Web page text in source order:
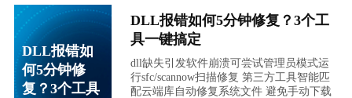
DLL报错如
何5分钟修
复？3个工具
DLL报错如何5分钟修复？3个工
具一键搞定
dll缺失引发软件崩溃可尝试管理员模式运
行sfc/scannow扫描修复 第三方工具智能匹
配云端库自动修复系统文件 避免手动下载